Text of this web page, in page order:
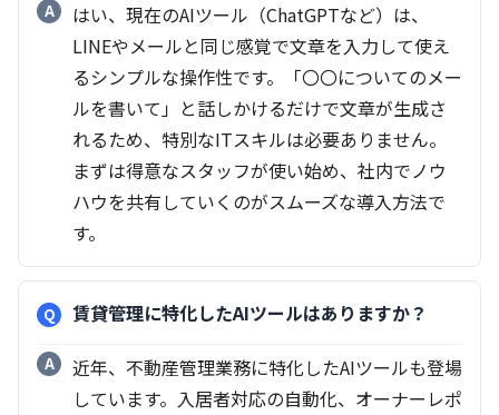
はい、現在のAIツール（ChatGPTなど）は、
LINEやメールと同じ感覚で文章を入力して使え
るシンプルな操作性です。「〇〇についてのメー
ルを書いて」と話しかけるだけで文章が生成さ
れるため、特別なITスキルは必要ありません。
まずは得意なスタッフが使い始め、社内でノウ
ハウを共有していくのがスムーズな導入方法で
す。
賃貸管理に特化したAIツールはありますか？
近年、不動産管理業務に特化したAIツールも登場
しています。入居者対応の自動化、オーナーレポ